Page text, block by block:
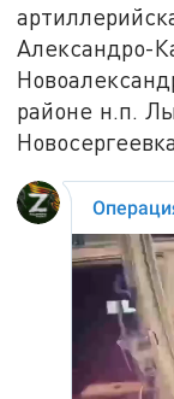
Александро-
районе н.п.